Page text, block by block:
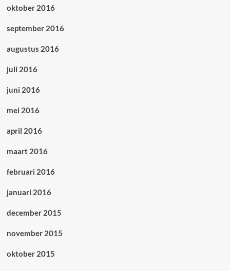
oktober 2016
september 2016
augustus 2016
juli 2016
juni 2016
mei 2016
april 2016
maart 2016
februari 2016
januari 2016
december 2015
november 2015
oktober 2015